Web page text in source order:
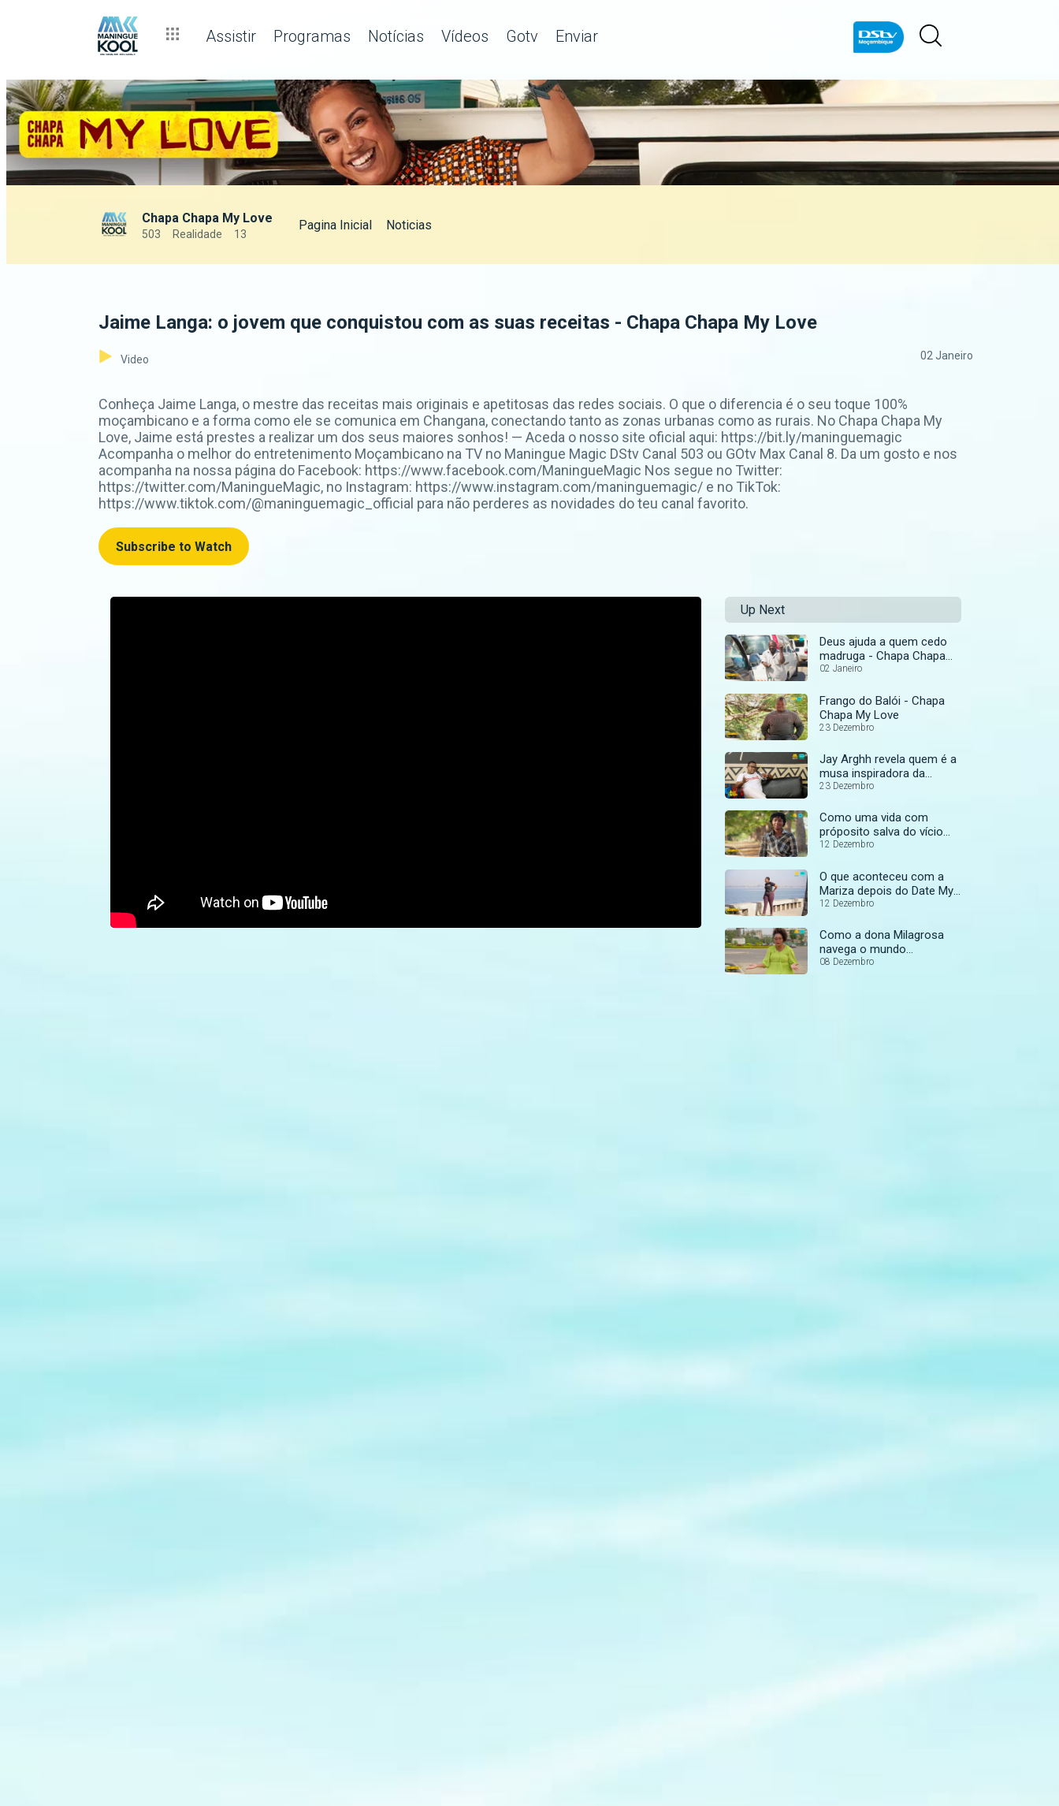
Assistir Programas Notícias Vídeos Gotv Enviar
Chapa Chapa My Love
503 Realidade 13
Pagina Inicial Noticias
Jaime Langa: o jovem que conquistou com as suas receitas - Chapa Chapa My Love
Video 02 Janeiro
Conheça Jaime Langa, o mestre das receitas mais originais e apetitosas das redes sociais. O que o diferencia é o seu toque 100%
moçambicano e a forma como ele se comunica em Changana, conectando tanto as zonas urbanas como as rurais. No Chapa Chapa My
Love, Jaime está prestes a realizar um dos seus maiores sonhos! — Aceda o nosso site oficial aqui: https://bit.ly/maninguemagic
Acompanha o melhor do entretenimento Moçambicano na TV no Maningue Magic DStv Canal 503 ou GOtv Max Canal 8. Da um gosto e nos
acompanha na nossa página do Facebook: https://www.facebook.com/ManingueMagic Nos segue no Twitter:
https://twitter.com/ManingueMagic, no Instagram: https://www.instagram.com/maninguemagic/ e no TikTok:
https://www.tiktok.com/@maninguemagic_official para não perderes as novidades do teu canal favorito.
Subscribe to Watch
Up Next
Deus ajuda a quem cedo
madruga - Chapa Chapa
My Love
02 Janeiro
Frango do Balói - Chapa
Chapa My Love
23 Dezembro
Jay Arghh revela quem é a
musa inspiradora da
música "Magoa" - Tudo
23 Dezembro
Como uma vida com
próposito salva do vício
das drogas - Chapa Chapa
12 Dezembro
O que aconteceu com a
Mariza depois do Date My
Family? - Chapa Chapa My
12 Dezembro
Como a dona Milagrosa
navega o mundo
espiritual? - Chapa Chapa
08 Dezembro